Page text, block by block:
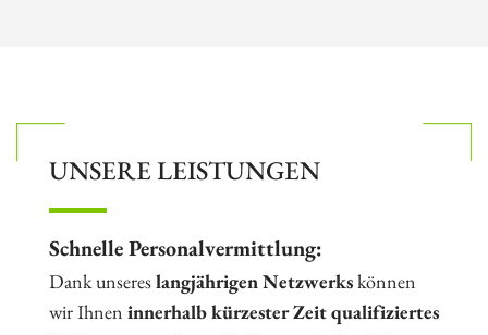
UNSERE LEISTUNGEN
Schnelle Personalvermittlung:
Dank unsereslangjährigen Netzwerkskönnen
wir Ihnen innerhalb kürzester Zeit qualifiziertes